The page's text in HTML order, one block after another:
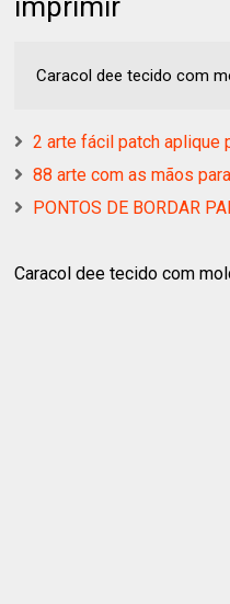
Caracol dee tecido com
2 arte fácil patch aplique
88 arte com as mãos
PONTOS DE BORDAR
Caracol dee tecido com